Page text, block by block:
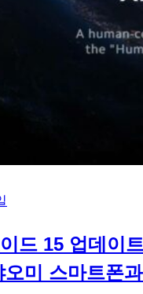
드 15 업데이
오미 스마트폰